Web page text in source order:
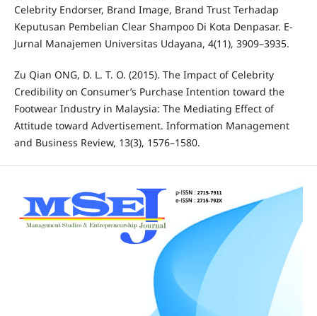
Celebrity Endorser, Brand Image, Brand Trust Terhadap
Keputusan Pembelian Clear Shampoo Di Kota Denpasar. E-
Jurnal Manajemen Universitas Udayana, 4(11), 3909–3935.
Zu Qian ONG, D. L. T. O. (2015). The Impact of Celebrity
Credibility on Consumer’s Purchase Intention toward the
Footwear Industry in Malaysia: The Mediating Effect of
Attitude toward Advertisement. Information Management
and Business Review, 13(3), 1576–1580.